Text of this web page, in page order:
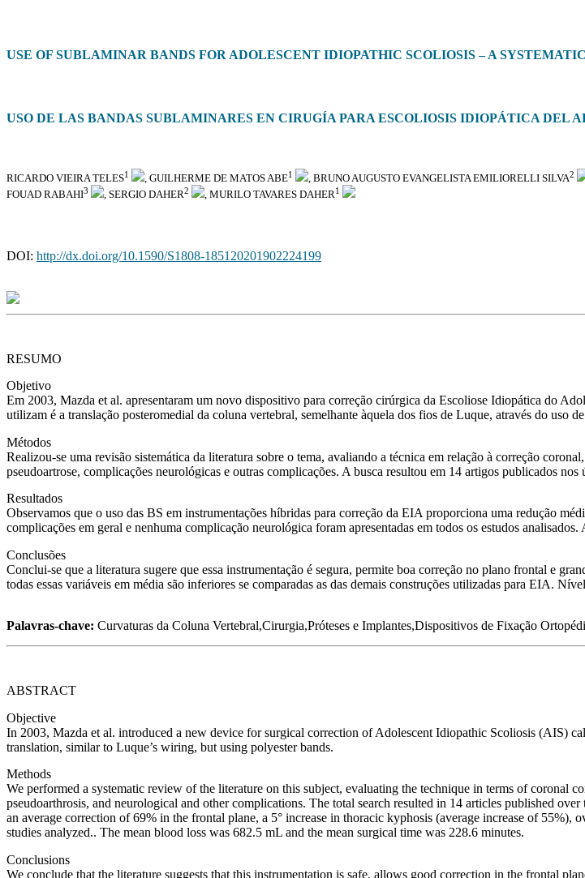
USE OF SUBLAMINAR BANDS FOR ADOLESCENT IDIOPATHIC SCOLIOSIS – A
USO DE LAS BANDAS SUBLAMINARES EN CIRUGÍA PARA ESCOLIOSIS IDIOPÁTICA
RICARDO VIEIRA TELES1 , GUILHERME DE MATOS ABE1 , BRUNO AUGUSTO EVANGELISTA EMILIORELLI SILVA2
FOUAD RABAHI3 , SERGIO DAHER2 , MURILO TAVARES DAHER1
DOI: http://dx.doi.org/10.1590/S1808-185120201902224199
RESUMO
Objetivo
Em 2003, Mazda et al. apresentaram um novo dispositivo para correção cirúrgica da Escoliose Idiopática do
utilizam é a translação posteromedial da coluna vertebral, semelhante àquela dos fios de Luque, através do uso
Métodos
Realizou-se uma revisão sistemática da literatura sobre o tema, avaliando a técnica em relação à correção
pseudoartrose, complicações neurológicas e outras complicações. A busca resultou em 14 artigos publicados nos
Resultados
Observamos que o uso das BS em instrumentações híbridas para correção da EIA proporciona uma redução
complicações em geral e nenhuma complicação neurológica foram apresentadas em todos os estudos
Conclusões
Conclui-se que a literatura sugere que essa instrumentação é segura, permite boa correção no plano frontal e
todas essas variáveis em média são inferiores se comparadas as das demais construções utilizadas para EIA.
Palavras-chave: Curvaturas da Coluna Vertebral,Cirurgia,Próteses e Implantes,Dispositivos de Fixação
ABSTRACT
Objective
In 2003, Mazda et al. introduced a new device for surgical correction of Adolescent Idiopathic Scoliosis (AIS)
translation, similar to Luque’s wiring, but using polyester bands.
Methods
We performed a systematic review of the literature on this subject, evaluating the technique in terms of coronal
pseudoarthrosis, and neurological and other complications. The total search resulted in 14 articles published
an average correction of 69% in the frontal plane, a 5° increase in thoracic kyphosis (average increase of
studies analyzed.. The mean blood loss was 682.5 mL and the mean surgical time was 228.6 minutes.
Conclusions
We conclude that the literature suggests that this instrumentation is safe, allows good correction in the frontal